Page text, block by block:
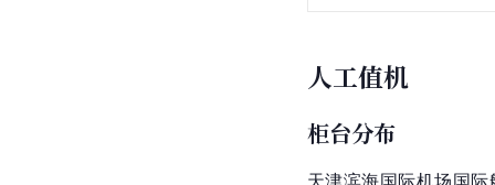
人工值机
柜台分布
天津滨海国际机场国